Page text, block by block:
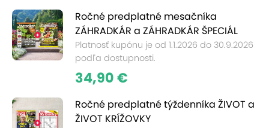
Ročné predplatné mesačníka
ZÁHRADKÁR a ZÁHRADKÁR ŠPECIÁL
Platnosť kupónu je od 1.1.2026 do 30.9.2026
podľa dostupnosti.
34,90 €
Ročné predplatné týždenníka ŽIVOT a
ŽIVOT KRÍŽOVKY